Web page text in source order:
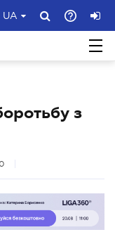
UA
з